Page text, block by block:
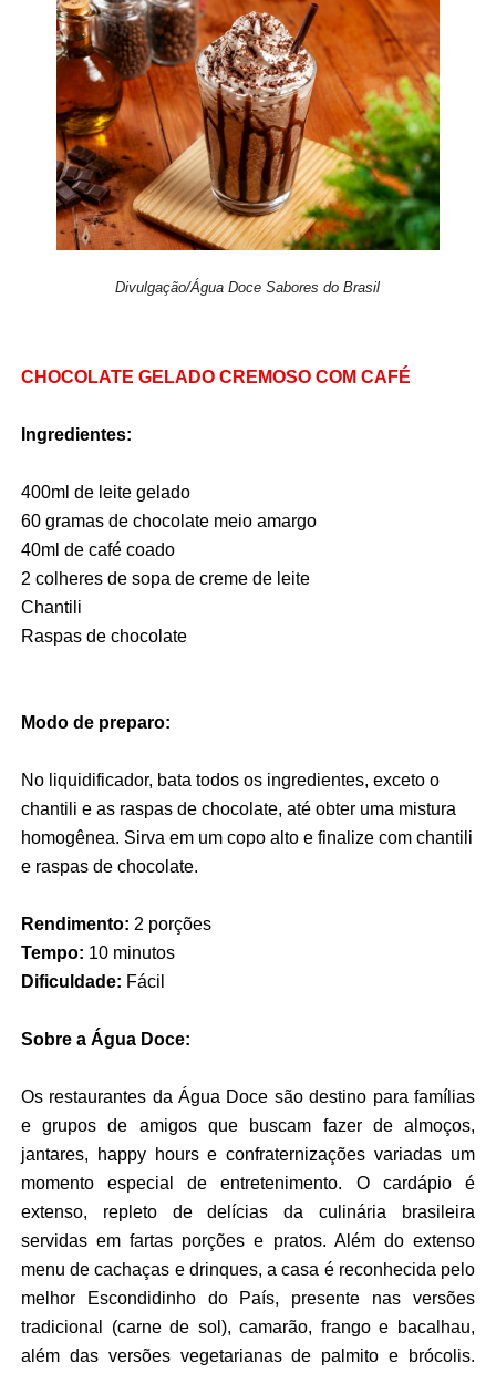
Divulgação/Água Doce Sabores do Brasil
CHOCOLATE GELADO CREMOSO COM CAFÉ
Ingredientes:
400ml de leite gelado
60 gramas de chocolate meio amargo
40ml de café coado
2 colheres de sopa de creme de leite
Chantili
Raspas de chocolate
Modo de preparo:
No liquidificador, bata todos os ingredientes, exceto o
chantili e as raspas de chocolate, até obter uma mistura
homogênea. Sirva em um copo alto e finalize com chantili
e raspas de chocolate.
Rendimento: 2 porções
Tempo: 10 minutos
Dificuldade: Fácil
Sobre a Água Doce:
Os restaurantes da Água Doce são destino para famílias
e grupos de amigos que buscam fazer de almoços,
jantares, happy hours e confraternizações variadas um
momento especial de entretenimento. O cardápio é
extenso, repleto de delícias da culinária brasileira
servidas em fartas porções e pratos. Além do extenso
menu de cachaças e drinques, a casa é reconhecida pelo
melhor Escondidinho do País, presente nas versões
tradicional (carne de sol), camarão, frango e bacalhau,
além das versões vegetarianas de palmito e brócolis.